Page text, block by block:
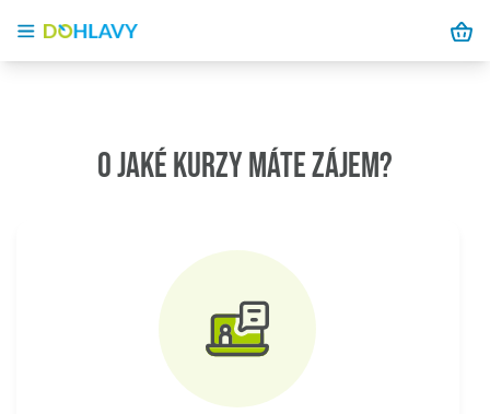
O JAKÉ KURZY MÁTE ZÁJEM?